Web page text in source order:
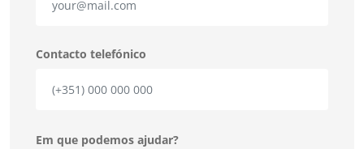
Contacto telefónico
Em que podemos ajudar?